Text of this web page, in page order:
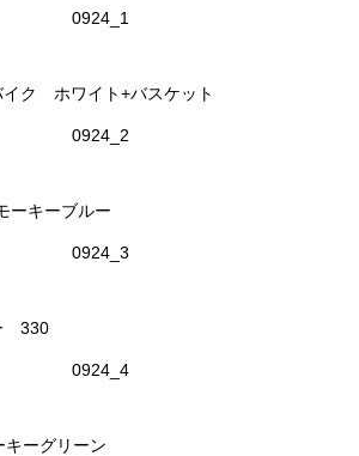
イク ホワイト+バスケット
キーブルー
330
ーグリーン